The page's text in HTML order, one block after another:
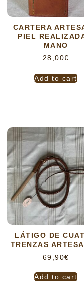
CARTERA
PIEL
MANO
28,00€
Add to cart
LÁTIGO DE
TRENZAS
69,90€
Add to cart